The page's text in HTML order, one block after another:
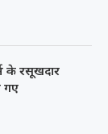
के रसूखदार
गए